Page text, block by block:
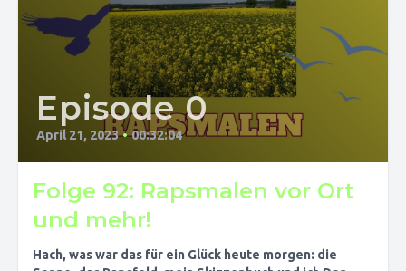
Episode 0
April 21, 2023 • 00:32:04
Folge 92: Rapsmalen vor Ort
und mehr!
Hach, was war das für ein Glück heute morgen: die